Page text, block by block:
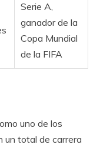
Serie A,
ganador de la
Copa Mundial
de la FIFA
uno de los
un total de carrera